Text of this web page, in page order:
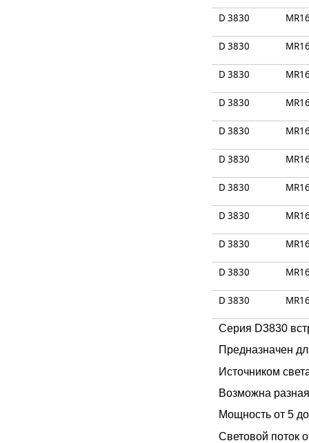
D 3830
D 3830
D 3830
D 3830
D 3830
D 3830
D 3830
D 3830
D 3830
D 3830
D 3830
Серия D3830
Предназначен
Источником
Возможна
Мощность от 5
Световой поток